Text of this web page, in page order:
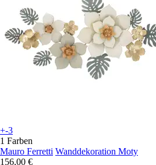
+-3
1 Farben
Mauro Ferretti Wanddekoration Moty
156,00 €